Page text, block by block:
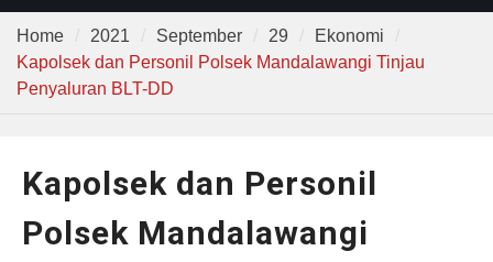
Home 2021 September 29
Ekonomi
Kapolsek dan Personil Polsek Mandalawangi Tinjau
Penyaluran BLT-DD
Kapolsek dan Personil
Polsek Mandalawangi